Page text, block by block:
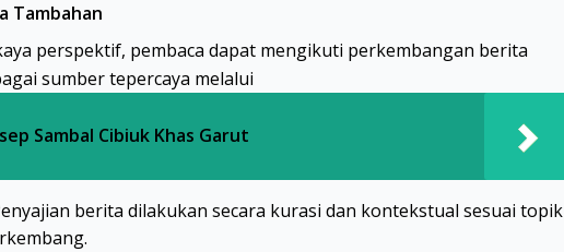
Tambahan
perspektif, pembaca dapat mengikuti perkembangan berita
sumber tepercaya melalui
Sambal Cibiuk Khas Garut
berita dilakukan secara kurasi dan kontekstual sesuai topik